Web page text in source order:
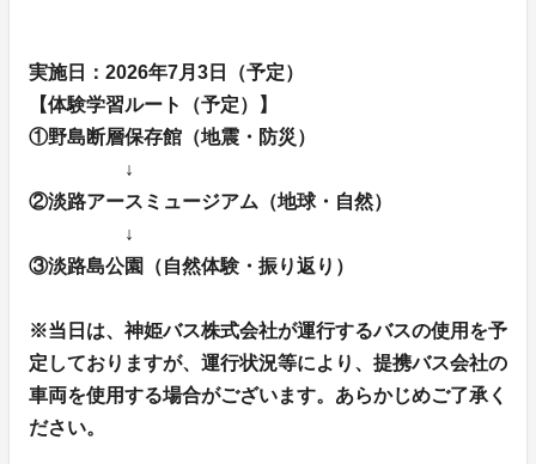
実施日：2026年7月3日（予定）
【体験学習ルート（予定）】
①野島断層保存館（地震・防災）
↓
②淡路アースミュージアム（地球・自然）
↓
③淡路島公園（自然体験・振り返り）
※当日は、神姫バス株式会社が運行するバスの使用を予
定しておりますが、運行状況等により、提携バス会社の
車両を使用する場合がございます。あらかじめご了承く
ださい。